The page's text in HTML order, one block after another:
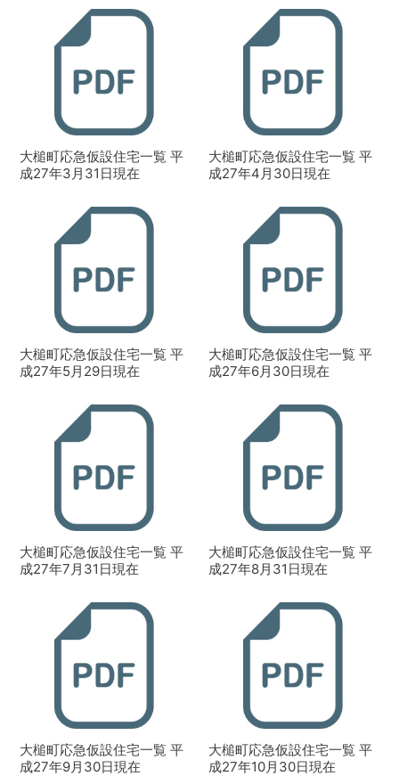
大槌町応急仮設住宅一覧 平
成27年3月31日現在
大槌町応急仮設住宅一覧 平
成27年4月30日現在
大槌町応急仮設住宅一覧 平
成27年5月29日現在
大槌町応急仮設住宅一覧 平
成27年6月30日現在
大槌町応急仮設住宅一覧 平
成27年7月31日現在
大槌町応急仮設住宅一覧 平
成27年8月31日現在
大槌町応急仮設住宅一覧 平
成27年9月30日現在
大槌町応急仮設住宅一覧 平
成27年10月30日現在